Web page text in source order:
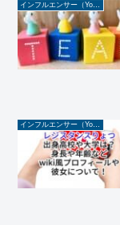
インフルエンサー（YouTuber/TikToker/Instagramer）